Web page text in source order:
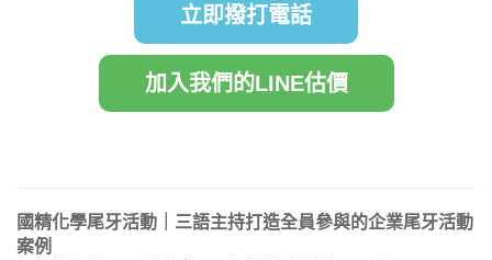
立即撥打電話
加入我們的LINE估價
國精化學尾牙活動｜三語主持打造全員參與的企業尾牙活動
案例